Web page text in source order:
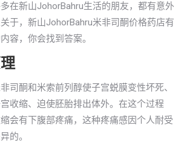
在新山JohorBahru生活的朋友，都有意外
于，新山JohorBahru米非司酮价格药店有
容，你会找到答案。
司酮和米索前列醇使子宫蜕膜变性坏死、
收缩、迫使胚胎排出体外。在这个过程
会有下腹部疼痛，这种疼痛感因个人耐受
的。